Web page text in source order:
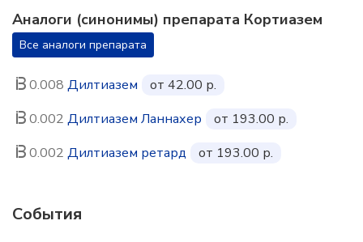
Аналоги (синонимы) препарата Кортиазем
Все аналоги препарата
0.008 Дилтиазем
от 42.00 р.
0.002 Дилтиазем Ланнахер
от 193.00 р.
0.002 Дилтиазем ретард от 193.00 р.
События